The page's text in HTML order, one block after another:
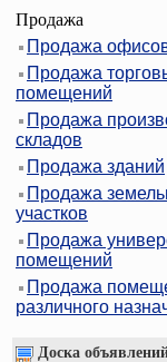
Продажа
Продажа
Продажа
помещений
Продажа
складов
Продажа зданий
Продажа
участков
Продажа
помещений
Продажа
различного
Доска